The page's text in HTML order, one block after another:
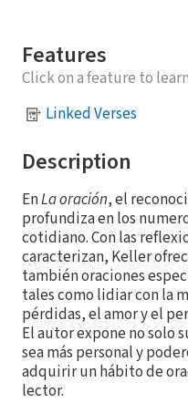
Features
Click on a feature to
Linked Verses
Description
EnLa oración, el
profundiza en los
cotidiano. Con las
caracterizan, Keller
también oraciones
tales como lidiar con la
pérdidas, el amor y el
El autor expone no solo
sea más personal y
adquirir un hábito de
lector.